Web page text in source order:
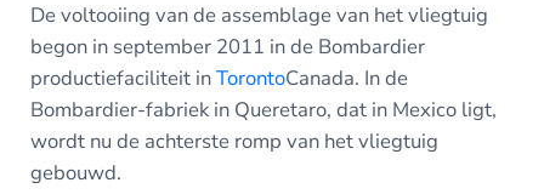
De voltooiing van de assemblage van het vliegtuig
begon in september 2011 in de Bombardier
productiefaciliteit inTorontoCanada. In de
Bombardier-fabriek in Queretaro, dat in Mexico ligt,
wordt nu de achterste romp van het vliegtuig
gebouwd.